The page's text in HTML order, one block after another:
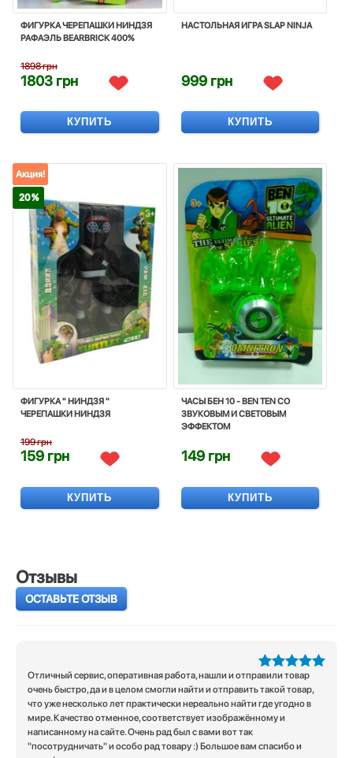
ФИГУРКА ЧЕРЕПАШКИ НИНДЗЯ
РАФАЭЛЬ BEARBRICK 400%
1898 грн
1803 грн
КУПИТЬ
НАСТОЛЬНАЯ ИГРА SLAP NINJA
999 грн
КУПИТЬ
ФИГУРКА " НИНДЗЯ "
ЧЕРЕПАШКИ НИНДЗЯ
Акция!
20 %
199 грн
159 грн
КУПИТЬ
ЧАСЫ БЕН 10 - BEN TEN СО
ЗВУКОВЫМ И СВЕТОВЫМ
ЭФФЕКТОМ
149 грн
КУПИТЬ
Отзывы
ОСТАВЬТЕ ОТЗЫВ
5из 5
Отличный сервис, оперативная работа, нашли и отправили товар
очень быстро, да и в целом смогли найти и отправить такой товар,
что уже несколько лет практически нереально найти где угодно в
мире. Качество отменное, соответствует изображённому и
написанному на сайте. Очень рад был с вами вот так
"посотрудничать" и особо рад товару :) Большое вам спасибо и